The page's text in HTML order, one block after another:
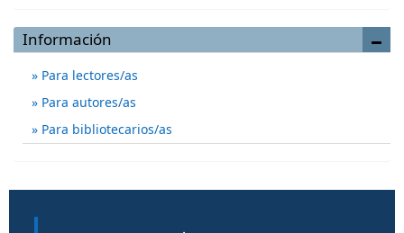
Información
Para lectores/as
Para autores/as
Para bibliotecarios/as